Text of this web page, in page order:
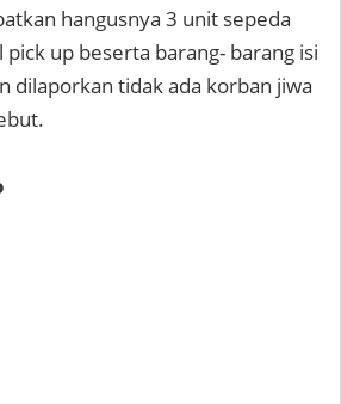
hangusnya 3 unit sepeda
up beserta barang- barang isi
dilaporkan tidak ada korban jiwa